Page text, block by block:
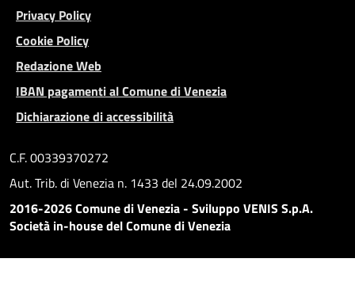
Privacy Policy
Cookie Policy
Redazione Web
IBAN pagamenti al Comune di Venezia
Dichiarazione di accessibilità
C.F. 00339370272
Aut. Trib. di Venezia n. 1433 del 24.09.2002
2016-2026 Comune di Venezia - Sviluppo VENIS S.p.A.
Società in-house del Comune di Venezia